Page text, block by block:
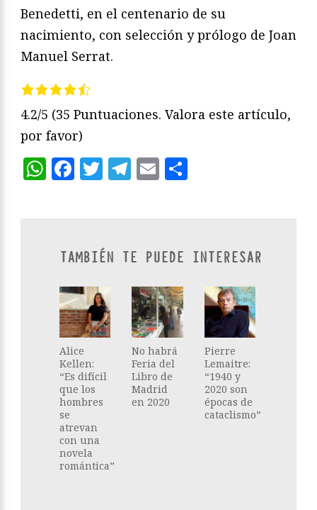
Benedetti, en el centenario de su
nacimiento, con selección y prólogo de Joan
Manuel Serrat.
4.2/5 (35 Puntuaciones. Valora este artículo,
por favor)
WhatsApp
Facebook
Twitter
Telegram
Email
TAMBIÉN TE PUEDE INTERESAR
Alice
Kellen:
“Es difícil
que los
hombres
se
atrevan
con una
novela
romántica”
No habrá
Feria del
Libro de
Madrid
en 2020
Pierre
Lemaitre:
“1940 y
2020 son
épocas de
cataclismo”